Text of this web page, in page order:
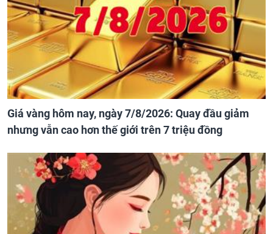
Giá vàng hôm nay, ngày 7/8/2026: Quay đầu giảm
nhưng vẫn cao hơn thế giới trên 7 triệu đồng